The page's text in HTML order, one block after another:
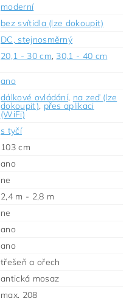
moderní
bez svítidla (lze dokoupit)
DC, stejnosměrný
20,1 - 30 cm, 30,1 - 40 cm
ano
dálkové ovládání, na zeď (lze
dokoupit), přes aplikaci
(WiFi)
s tyčí
103 cm
ano
ne
2,4 m - 2,8 m
ne
ano
ano
třešeň a ořech
antická mosaz
max. 208